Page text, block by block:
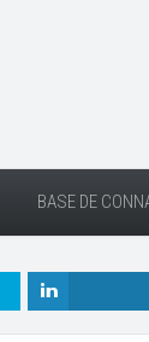
BASE DE